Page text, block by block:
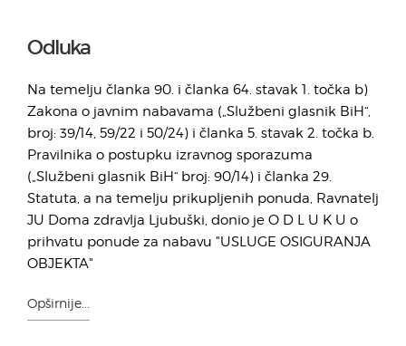
Odluka
Na temelju članka 90. i članka 64. stavak 1. točka b)
Zakona o javnim nabavama („Službeni glasnik BiH“,
broj: 39/14, 59/22 i 50/24) i članka 5. stavak 2. točka b.
Pravilnika o postupku izravnog sporazuma
(„Službeni glasnik BiH“ broj: 90/14) i članka 29.
Statuta, a na temelju prikupljenih ponuda, Ravnatelj
JU Doma zdravlja Ljubuški, donio je O D L U K U o
prihvatu ponude za nabavu "USLUGE OSIGURANJA
OBJEKTA"
Opširnije...